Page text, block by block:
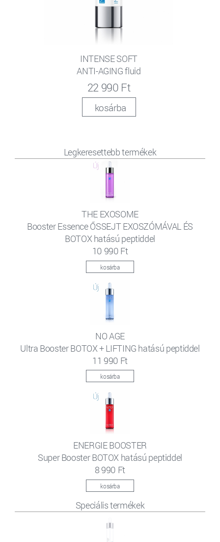
INTENSE SOFT
ANTI-AGING fluid
22 990 Ft
kosárba
Legkeresettebb termékek
THE EXOSOME
Booster Essence ŐSSEJT EXOSZÓMÁVAL ÉS
BOTOX hatású peptiddel
10 990 Ft
kosárba
NO AGE
Ultra Booster BOTOX + LIFTING hatású peptiddel
11 990 Ft
kosárba
ENERGIE BOOSTER
Super Booster BOTOX hatású peptiddel
8 990 Ft
kosárba
Speciális termékek